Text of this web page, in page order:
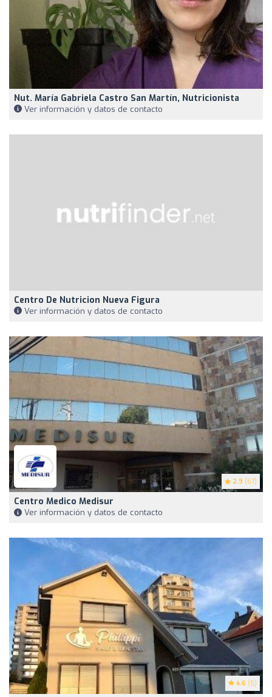
Nut. María Gabriela Castro San Martín, Nutricionista
Ver información y datos de contacto
Centro De Nutricion Nueva Figura
Ver información y datos de contacto
2.9 (67)
Centro Medico Medisur
Ver información y datos de contacto
4.6 (5)